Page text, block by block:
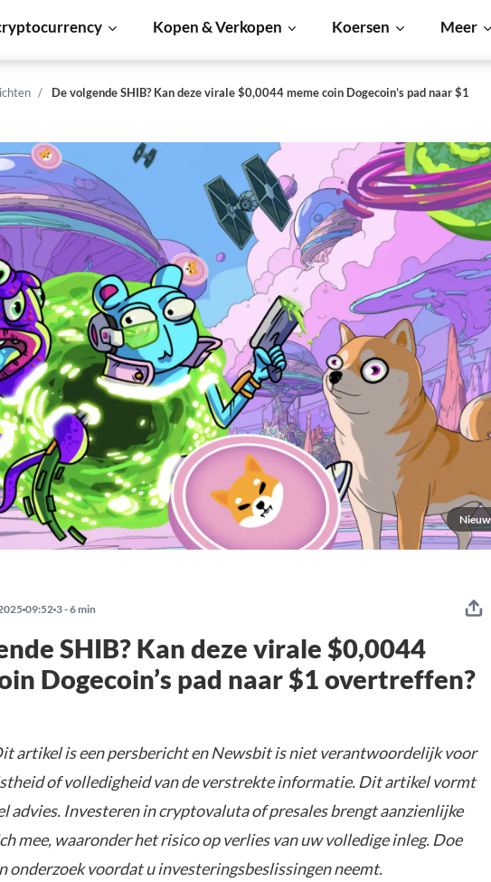
Kopen & Verkopen Koersen Meer
De volgende SHIB? Kan deze virale $0,0044 meme coin Dogecoin’s pad naar $1
09:52 3 - 6 min
SHIB? Kan deze virale $0,0044
Dogecoin’s pad naar $1 overtreffen?
artikel is een persbericht en Newsbit is niet verantwoordelijk voor
of volledigheid van de verstrekte informatie. Dit artikel vormt
advies. Investeren in cryptovaluta of presales brengt aanzienlijke
mee, waaronder het risico op verlies van uw volledige inleg. Doe
onderzoek voordat u investeringsbeslissingen neemt.